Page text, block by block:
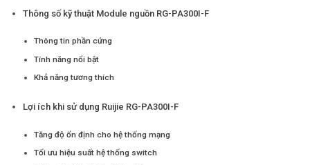
Thông số kỹ thuật Module nguồn RG-PA300I-F
Thông tin phần cứng
Tính năng nổi bật
Khả năng tương thích
Lợi ích khi sử dụng Ruijie RG-PA300I-F
Tăng độ ổn định cho hệ thống mạng
Tối ưu hiệu suất hệ thống switch